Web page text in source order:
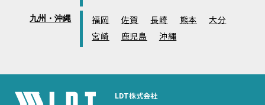
九州・沖縄 福岡 佐賀 長崎 熊本
大分
宮崎
鹿児島 沖縄
LDT株式会社